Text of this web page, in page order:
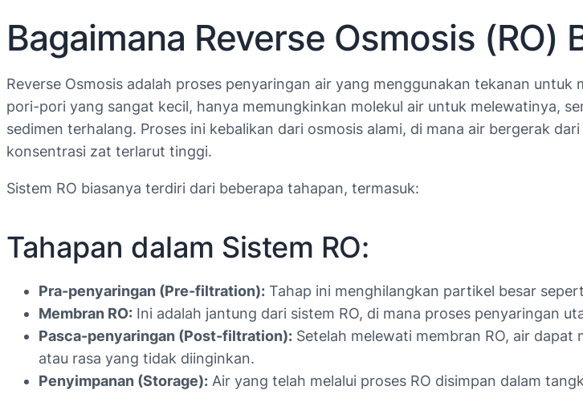
Bagaimana Reverse Osmosis (RO)
Reverse Osmosis adalah proses penyaringan air yang menggunakan tekanan
pori-pori yang sangat kecil, hanya memungkinkan molekul air untuk melewatinya,
sedimen terhalang. Proses ini kebalikan dari osmosis alami, di mana air bergerak
konsentrasi zat terlarut tinggi.
Sistem RO biasanya terdiri dari beberapa tahapan, termasuk:
Tahapan dalam Sistem RO:
Pra-penyaringan (Pre-filtration): Tahap ini menghilangkan partikel besar
Membran RO: Ini adalah jantung dari sistem RO, di mana proses penyaringan
Pasca-penyaringan (Post-filtration): Setelah melewati membran RO, air
atau rasa yang tidak diinginkan.
Penyimpanan (Storage): Air yang telah melalui proses RO disimpan dalam